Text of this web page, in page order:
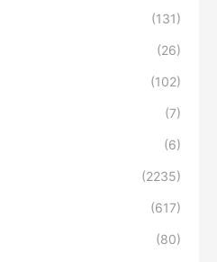
(131)
(26)
(102)
(7)
(6)
(2235)
(617)
(80)